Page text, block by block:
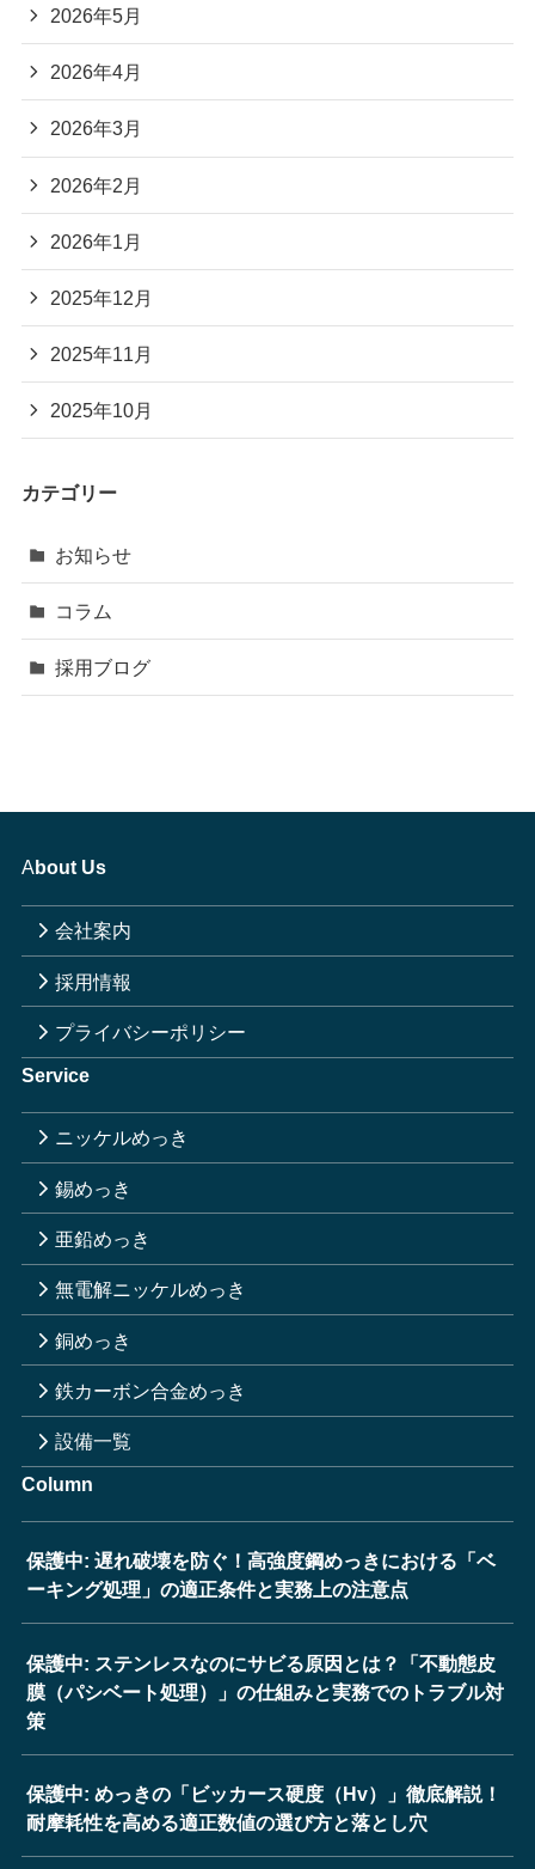
2026年5月
2026年4月
2026年3月
2026年2月
2026年1月
2025年12月
2025年11月
2025年10月
カテゴリー
お知らせ
コラム
採用ブログ
About Us
会社案内
採用情報
プライバシーポリシー
Service
ニッケルめっき
錫めっき
亜鉛めっき
無電解ニッケルめっき
銅めっき
鉄カーボン合金めっき
設備一覧
Column
保護中: 遅れ破壊を防ぐ！高強度鋼めっきにおける「ベ
ーキング処理」の適正条件と実務上の注意点
保護中: ステンレスなのにサビる原因とは？「不動態皮
膜（パシベート処理）」の仕組みと実務でのトラブル対
策
保護中: めっきの「ビッカース硬度（Hv）」徹底解説！
耐摩耗性を高める適正数値の選び方と落とし穴